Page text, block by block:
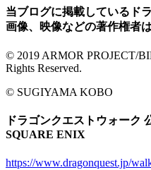
当ブログに掲載しているド
画像、映像などの著作権者
© 2019 ARMOR PROJECT/
Rights Reserved.
© SUGIYAMA KOBO
ドラゴンクエストウォーク
SQUARE ENIX
https://www.dragonquest.jp/